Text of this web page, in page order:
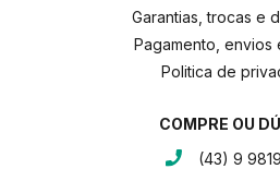
Garantias, trocas e
Pagamento, envios
Politica de
COMPRE OU
(43) 9